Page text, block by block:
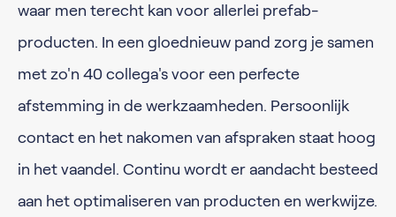
waar men terecht kan voor allerlei prefab-
producten. In een gloednieuw pand zorg je samen
met zo'n 40 collega's voor een perfecte
afstemming in de werkzaamheden. Persoonlijk
contact en het nakomen van afspraken staat hoog
in het vaandel. Continu wordt er aandacht besteed
aan het optimaliseren van producten en werkwijze.